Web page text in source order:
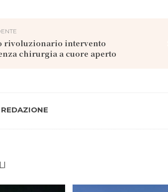
rivoluzionario intervento
chirurgia a cuore aperto
REDAZIONE